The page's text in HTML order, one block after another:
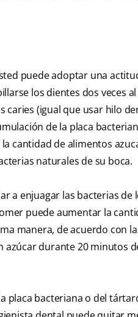
puede adoptar una
los dientes dos veces
(igual que usar hilo
de la placa
cantidad de alimentos
naturales de su boca.
a enjuagar las bacterias de
puede aumentar la
manera, de acuerdo con
azúcar durante 20 minutos
placa bacteriana o del